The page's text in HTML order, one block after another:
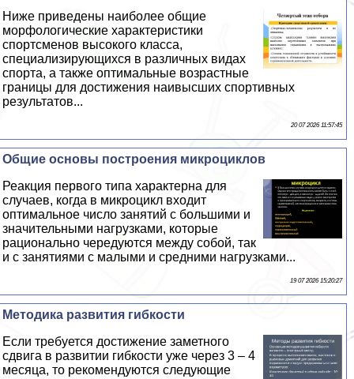
Ниже приведены наиболее общие
морфологические хаpaктеристики
спортсменов высокого класса,
специализирующихся в различных видах
спорта, а также оптимальные возрастные
границы для достижения наивысших спортивных
результатов...
20 07 2026 11:57:45
Общие основы построения микроциклов
Реакция первого типа хаpaктерна для
случаев, когда в микроцикл входит
оптимальное число занятий с большими и
значительными нагрузками, которые
рационально чередуются между собой, так
и с занятиями с малыми и средними нагрузками...
19 07 2026 15:20:27
Методика развития гибкости
Если требуется достижение заметного
сдвига в развитии гибкости уже через 3 – 4
месяца, то рекомендуются следующие